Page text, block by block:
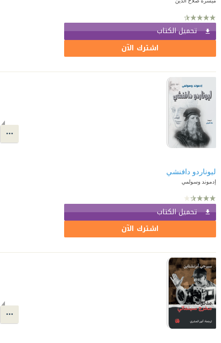
تحميل الكتاب
اشترك الآن
ليوناردو دافنشي
إدموند وسولمي
تحميل الكتاب
اشترك الآن